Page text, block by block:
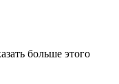
больше этого